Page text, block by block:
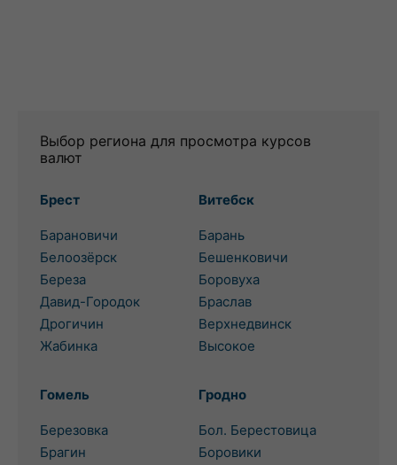
Выбор региона для просмотра курсов
валют
Брест
Барановичи
Белоозёрск
Береза
Давид-Городок
Дрогичин
Жабинка
Витебск
Барань
Бешенковичи
Боровуха
Браслав
Верхнедвинск
Высокое
Гомель
Березовка
Брагин
Гродно
Бол. Берестовица
Боровики